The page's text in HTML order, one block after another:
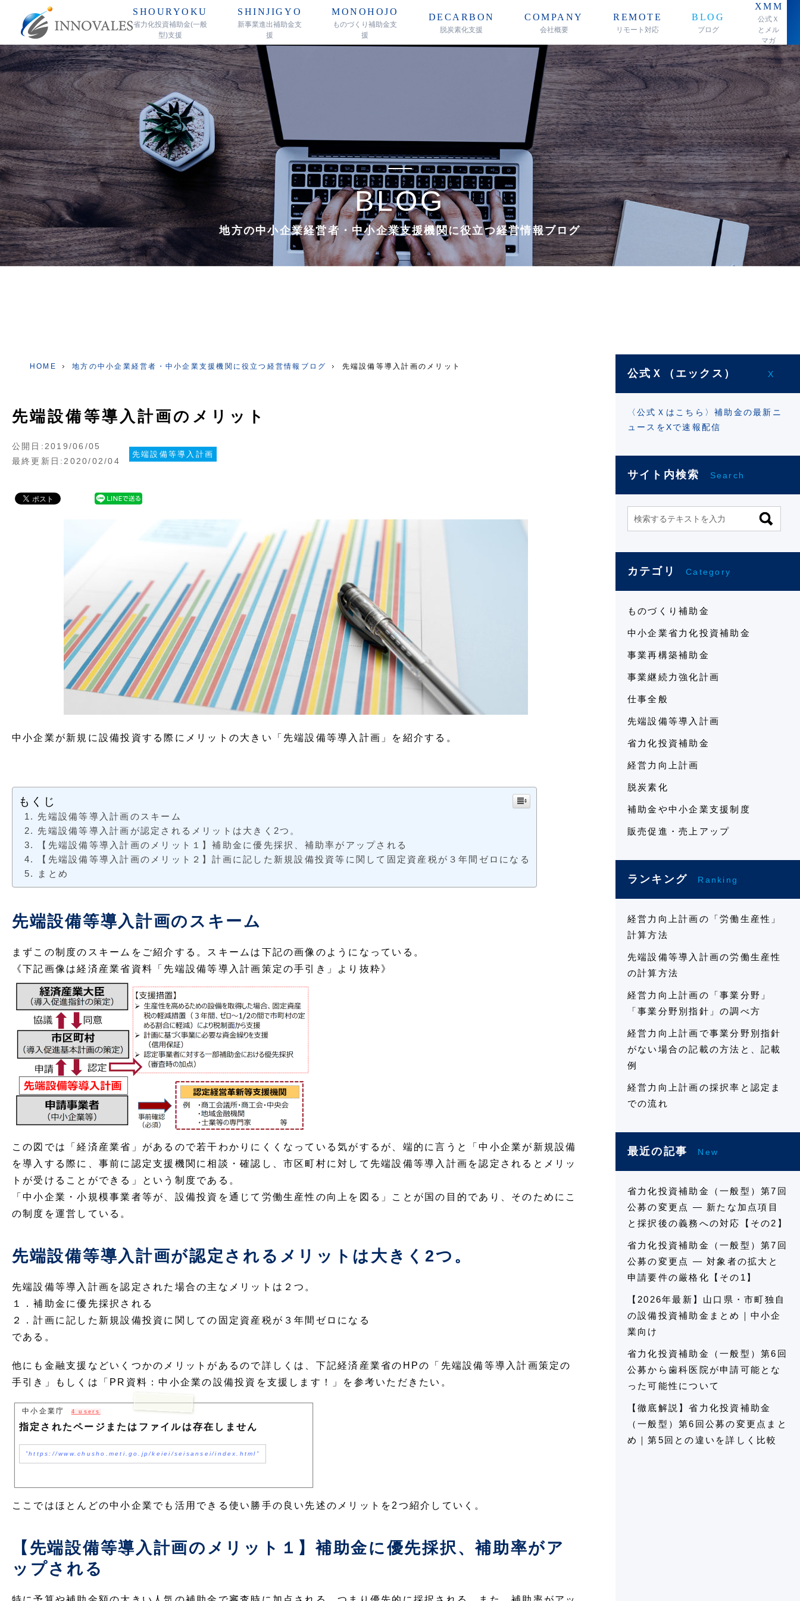
SHOURYOKU
省力化投資補助金(一般
型)支援
SHINJIGYO
新事業進出補助金支
援
MONOHOJO
ものづくり補助金支
援
DECARBON
脱炭素化支援
COMPANY
会社概要
REMOTE
リモート対応
BLOG
ブログ
XMM
公式Ｘ
とメル
マガ
BLOG
地方の中小企業経営者・中小企業支援機関に役立つ経営情報ブログ
HOME 地方の中小企業経営者・中小企業支援機関に役立つ経営情報ブログ 先端設備等導入計画のメリット
先端設備等導入計画のメリット
公開日:2019/06/05
最終更新日:2020/02/04
先端設備等導入計画
中小企業が新規に設備投資する際にメリットの大きい「先端設備等導入計画」を紹介する。
もくじ
先端設備等導入計画のスキーム
先端設備等導入計画が認定されるメリットは大きく2つ。
【先端設備等導入計画のメリット１】補助金に優先採択、補助率がアップされる
【先端設備等導入計画のメリット２】計画に記した新規設備投資等に関して固定資産税が３年間ゼロになる
まとめ
先端設備等導入計画のスキーム
まずこの制度のスキームをご紹介する。スキームは下記の画像のようになっている。
《下記画像は経済産業省資料「先端設備等導入計画策定の手引き」より抜粋》
この図では「経済産業省」があるので若干わかりにくくなっている気がするが、端的に言うと「中小企業が新規設備
を導入する際に、事前に認定支援機関に相談・確認し、市区町村に対して先端設備等導入計画を認定されるとメリッ
トが受けることができる」という制度である。
「中小企業・小規模事業者等が、設備投資を通じて労働生産性の向上を図る」ことが国の目的であり、そのためにこ
の制度を運営している。
先端設備等導入計画が認定されるメリットは大きく2つ。
先端設備等導入計画を認定された場合の主なメリットは２つ。
１．補助金に優先採択される
２．計画に記した新規設備投資に関しての固定資産税が３年間ゼロになる
である。
他にも金融支援などいくつかのメリットがあるので詳しくは、下記経済産業省のHPの「先端設備等導入計画策定の
手引き」もしくは「PR資料：中小企業の設備投資を支援します！」を参考いただきたい。
中小企業庁 4 users
指定されたページまたはファイルは存在しません
https://www.chusho.meti.go.jp/keiei/seisansei/index.html
ここではほとんどの中小企業でも活用できる使い勝手の良い先述のメリットを2つ紹介していく。
【先端設備等導入計画のメリット１】補助金に優先採択、補助率がア
ップされる
公式Ｘ（エックス） X
〈公式Ｘはこちら〉補助金の最新ニ
ュースをXで速報配信
サイト内検索 Search
カテゴリ Category
ものづくり補助金
中小企業省力化投資補助金
事業再構築補助金
事業継続力強化計画
仕事全般
先端設備等導入計画
省力化投資補助金
経営力向上計画
脱炭素化
補助金や中小企業支援制度
販売促進・売上アップ
ランキング Ranking
経営力向上計画の「労働生産性」
計算方法
先端設備等導入計画の労働生産性
の計算方法
経営力向上計画の「事業分野」
「事業分野別指針」の調べ方
経営力向上計画で事業分野別指針
がない場合の記載の方法と、記載
例
経営力向上計画の採択率と認定ま
での流れ
最近の記事 New
省力化投資補助金（一般型）第7回
公募の変更点 ― 新たな加点項目
と採択後の義務への対応【その2】
省力化投資補助金（一般型）第7回
公募の変更点 ― 対象者の拡大と
申請要件の厳格化【その1】
【2026年最新】山口県・市町独自
の設備投資補助金まとめ｜中小企
業向け
省力化投資補助金（一般型）第6回
公募から歯科医院が申請可能とな
った可能性について
【徹底解説】省力化投資補助金
（一般型）第6回公募の変更点まと
め｜第5回との違いを詳しく比較